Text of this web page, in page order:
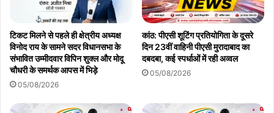
टिकट मिलने से पहले ही क्षेत्रीय अध्यक्ष
विनोद राय के सामने सदर विधानसभा के
संभावित उम्मीदवार विपिन शुक्ल और मोदू
चौधरी के समर्थक आपस में भिड़े
05/08/2026
कांठ: पीएसी शूटिंग प्रतियोगिता के दूसरे
दिन 23वीं वाहिनी पीएसी मुरादाबाद का
दबदबा, कई स्पर्धाओं में रही अव्वल
05/08/2026